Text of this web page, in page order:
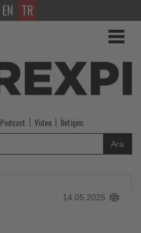
EN TR
Podcast Video İletişim
Ara
14.05.2025